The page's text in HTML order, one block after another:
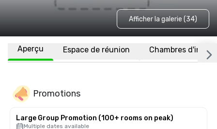
Afficher la galerie (34)
Aperçu Espace de réunion Chambres
Promotions
Large Group Promotion (100+ rooms on peak)
Multiple dates available